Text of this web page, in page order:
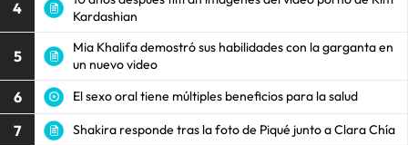
4
Kardashian
5
Mia Khalifa demostró sus habilidades con la garganta en
un nuevo video
6 El sexo oral tiene múltiples beneficios para la salud
7 Shakira responde tras la foto de Piqué junto a Clara Chía